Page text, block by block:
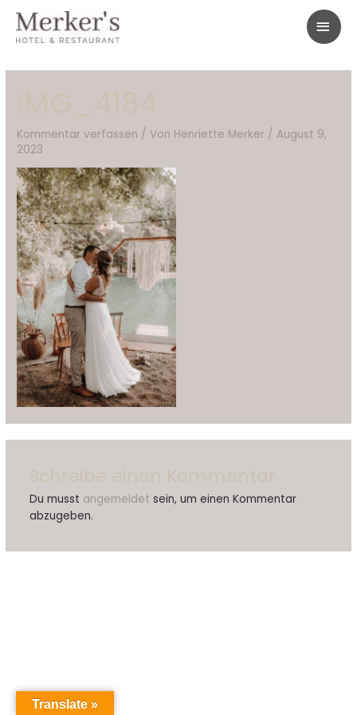
Inhalt
springen
Kommentar verfassen / Von Henriette Merker / August 9,
2023
Schreibe einen Kommentar
Du musst angemeldet sein, um einen Kommentar
abzugeben.
Translate »